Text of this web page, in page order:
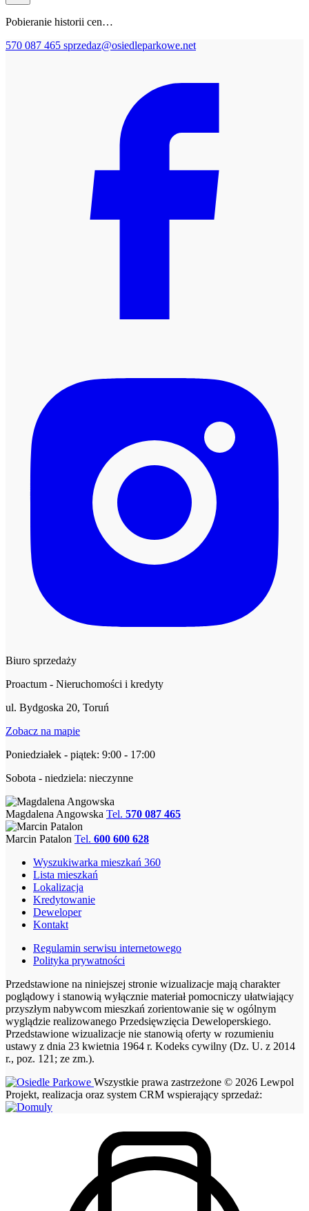
Pobieranie historii cen…
570 087 465 sprzedaz@osiedleparkowe.net
Biuro sprzedaży
Proactum - Nieruchomości i kredyty
ul. Bydgoska 20, Toruń
Zobacz na mapie
Poniedziałek - piątek: 9:00 - 17:00
Sobota - niedziela: nieczynne
Magdalena Angowska Tel. 570 087 465
Marcin Patalon Tel. 600 600 628
Wyszukiwarka mieszkań 360
Lista mieszkań
Lokalizacja
Kredytowanie
Deweloper
Kontakt
Regulamin serwisu internetowego
Polityka prywatności
Przedstawione na niniejszej stronie wizualizacje mają charakter
poglądowy i stanowią wyłącznie materiał pomocniczy ułatwiający
przyszłym nabywcom mieszkań zorientowanie się w ogólnym
wyglądzie realizowanego Przedsięwzięcia Deweloperskiego.
Przedstawione wizualizacje nie stanowią oferty w rozumieniu
ustawy z dnia 23 kwietnia 1964 r. Kodeks cywilny (Dz. U. z 2014
r., poz. 121; ze zm.).
Wszystkie prawa zastrzeżone © 2026 Lewpol
Projekt, realizacja oraz system CRM wspierający sprzedaż: